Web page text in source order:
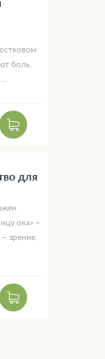
боль,
для
ока» –
зрение.